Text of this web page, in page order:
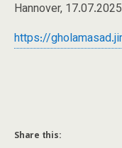
Hannover, 17.07.2025
https://
Share this: